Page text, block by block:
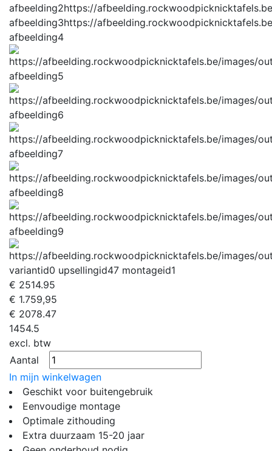
afbeelding2https://
afbeelding3https://
afbeelding4
afbeelding5
afbeelding6
afbeelding7
afbeelding8
afbeelding9
variantid0 upsellingid47 montageid1
€ 2514.95
€ 1.759,95
€ 2078.47
1454.5
excl. btw
Aantal
In mijn winkelwagen
Geschikt voor buitengebruik
Eenvoudige montage
Optimale zithouding
Extra duurzaam 15-20 jaar